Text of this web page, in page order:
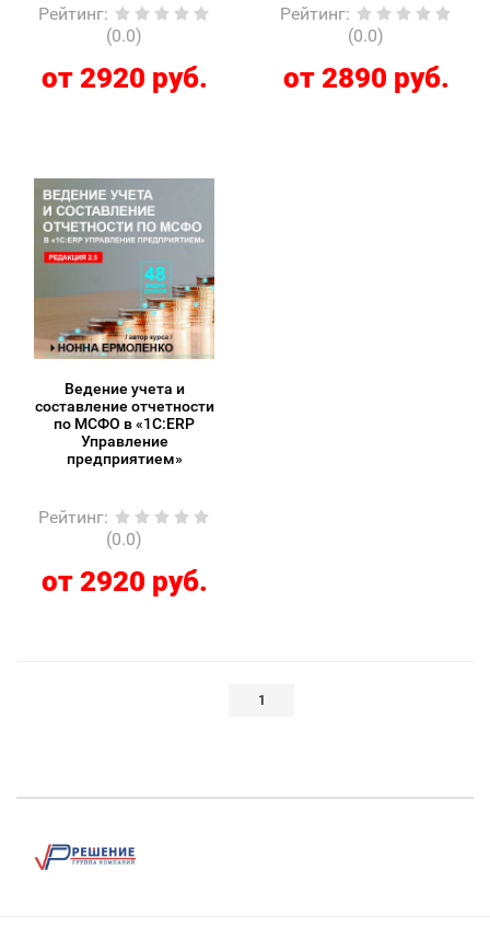
Рейтинг:
(0.0)
от 2920 руб.
Рейтинг:
(0.0)
от 2890 руб.
Ведение учета и
составление отчетности
по МСФО в «1С:ERP
Управление
предприятием»
Рейтинг:
(0.0)
от 2920 руб.
1